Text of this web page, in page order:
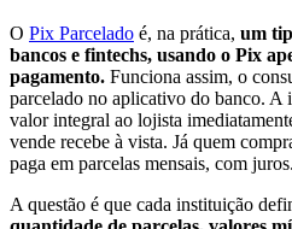
O Pix Parcelado é, na prática, um
bancos e fintechs, usando o Pix
pagamento. Funciona assim, o
parcelado no aplicativo do banco. A
valor integral ao lojista
vende recebe à vista. Já quem
paga em parcelas mensais, com juros.
A questão é que cada instituição